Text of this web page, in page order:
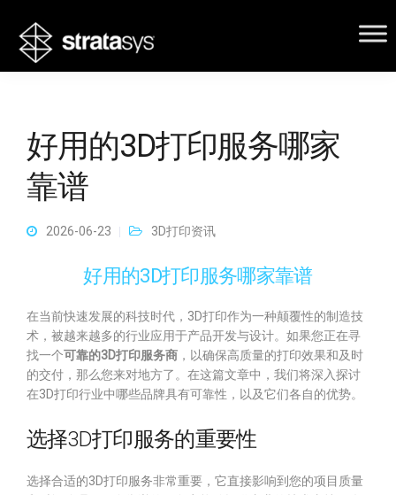
好用的3D打印服务哪家
靠谱
2026-06-23 3D打印资讯
好用的3D打印服务哪家靠谱
在当前快速发展的科技时代，3D打印作为一种颠覆性的制造技
术，被越来越多的行业应用于产品开发与设计。如果您正在寻
找一个可靠的3D打印服务商 ，以确保高质量的打印效果和及时
的交付，那么您来对地方了。在这篇文章中，我们将深入探讨
在3D打印行业中哪些品牌具有可靠性，以及它们各自的优势。
选择3D打印服务的重要性
选择合适的3D打印服务非常重要，它直接影响到您的项目质量